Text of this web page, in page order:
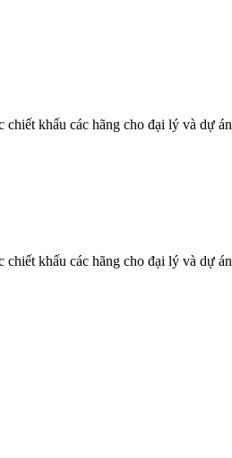
khấu các hãng cho đại lý và dự án
khấu các hãng cho đại lý và dự án